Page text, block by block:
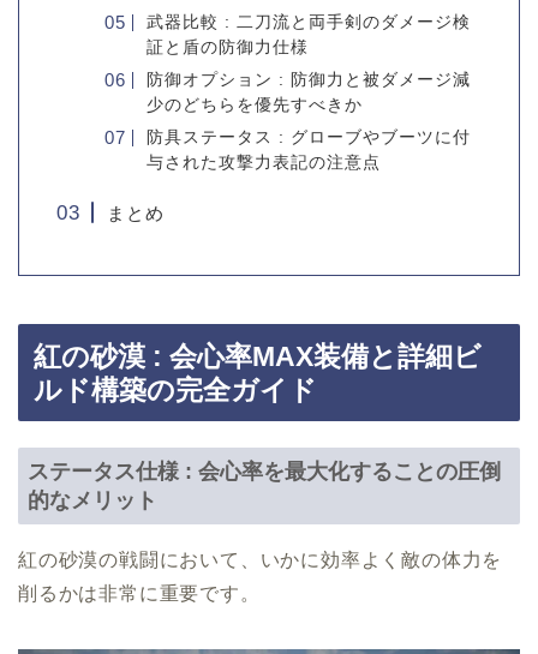
武器比較 : 二刀流と両手剣のダメージ検
証と盾の防御力仕様
防御オプション : 防御力と被ダメージ減
少のどちらを優先すべきか
防具ステータス : グローブやブーツに付
与された攻撃力表記の注意点
まとめ
紅の砂漠 : 会心率MAX装備と詳細ビ
ルド構築の完全ガイド
ステータス仕様 : 会心率を最大化することの圧倒
的なメリット
紅の砂漠の戦闘において、いかに効率よく敵の体力を
削るかは非常に重要です。